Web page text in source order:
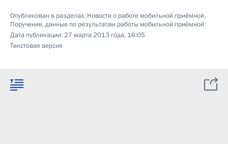
Опубликован в разделах: Новости о работе мобильной приёмной,
Поручения, данные по результатам работы мобильной приёмной
Дата публикации:27 марта 2013 года, 16:05
Текстовая версия